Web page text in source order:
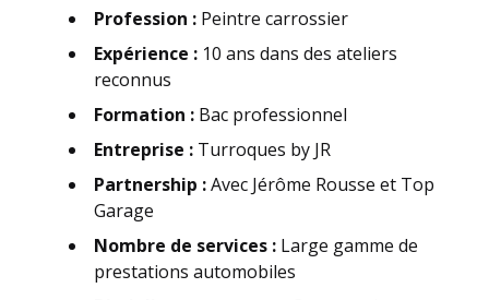
Profession : Peintre carrossier
Expérience : 10 ans dans des ateliers
reconnus
Formation : Bac professionnel
Entreprise : Turroques by JR
Partnership :Avec Jérôme Rousse et Top
Garage
Nombre de services : Large gamme de
prestations automobiles